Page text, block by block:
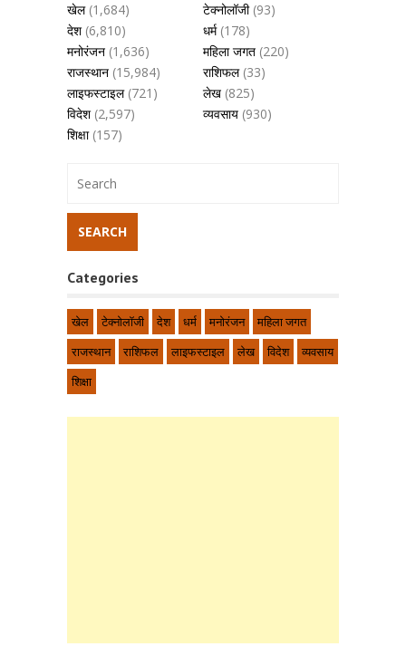
खेल(1,684) टेक्नोलॉजी(93)
देश(6,810) धर्म(178)
मनोरंजन (1,636) महिला जगत (220)
राजस्थान (15,984) राशिफल(33)
लाइफस्टाइल(721) लेख (825)
विदेश(2,597) व्यवसाय (930)
शिक्षा(157)
Categories
खेल टेक्नोलॉजी देश धर्म मनोरंजन
महिला जगत
राजस्थान
राशिफल लाइफस्टाइल लेख विदेश
व्यवसाय
शिक्षा